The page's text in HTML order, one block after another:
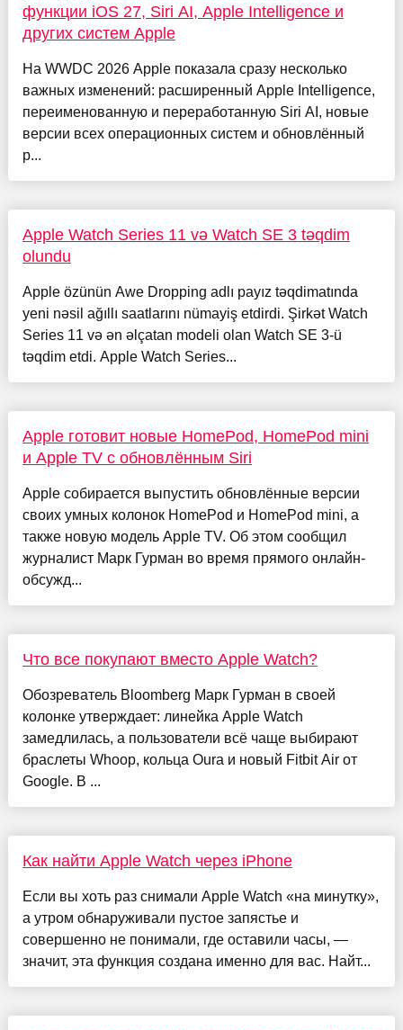
функции iOS 27, Siri AI, Apple Intelligence и
других систем Apple
На WWDC 2026 Apple показала сразу несколько
важных изменений: расширенный Apple Intelligence,
переименованную и переработанную Siri AI, новые
версии всех операционных систем и обновлённый
р...
Apple Watch Series 11 və Watch SE 3 təqdim
olundu
Apple özünün Awe Dropping adlı payız təqdimatında
yeni nəsil ağıllı saatlarını nümayiş etdirdi. Şirkət Watch
Series 11 və ən əlçatan modeli olan Watch SE 3-ü
təqdim etdi. Apple Watch Series...
Apple готовит новые HomePod, HomePod mini
и Apple TV с обновлённым Siri
Apple собирается выпустить обновлённые версии
своих умных колонок HomePod и HomePod mini, а
также новую модель Apple TV. Об этом сообщил
журналист Марк Гурман во время прямого онлайн-
обсужд...
Что все покупают вместо Apple Watch?
Обозреватель Bloomberg Марк Гурман в своей
колонке утверждает: линейка Apple Watch
замедлилась, а пользователи всё чаще выбирают
браслеты Whoop, кольца Oura и новый Fitbit Air от
Google. В ...
Как найти Apple Watch через iPhone
Если вы хоть раз снимали Apple Watch «на минутку»,
а утром обнаруживали пустое запястье и
совершенно не понимали, где оставили часы, —
значит, эта функция создана именно для вас. Найт...